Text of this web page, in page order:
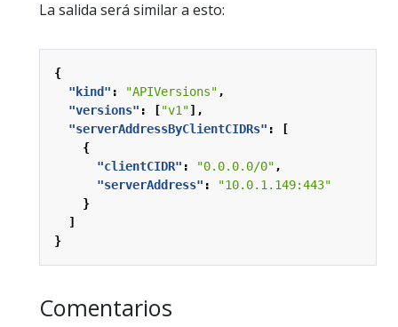
La salida será similar a esto:
{
"kind" : "APIVersions" ,
"versions" : ["v1"],
"serverAddressByClientCIDRs" :
[
{
"clientCIDR" : "0.0.0.0/0" ,
"serverAddress" :
"10.0.1.149:443"
}
]
}
Comentarios